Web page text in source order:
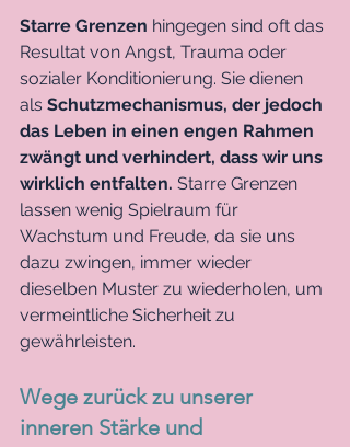
Starre Grenzen hingegen sind oft das
Resultat von Angst, Trauma oder
sozialer Konditionierung. Sie dienen
als Schutzmechanismus, der jedoch
das Leben in einen engen Rahmen
zwängt und verhindert, dass wir uns
wirklich entfalten. Starre Grenzen
lassen wenig Spielraum für
Wachstum und Freude, da sie uns
dazu zwingen, immer wieder
dieselben Muster zu wiederholen, um
vermeintliche Sicherheit zu
gewährleisten.
Wege zurück zu unserer
inneren Stärke und